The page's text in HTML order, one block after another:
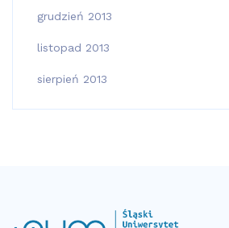
grudzień 2013
listopad 2013
sierpień 2013